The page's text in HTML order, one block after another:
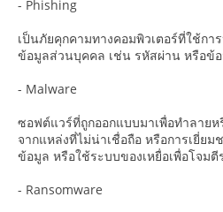
- Phishing
เป็นภัยคุกคามทางคอมพิวเตอร์ที่ใช้กา
ข้อมูลส่วนบุคคล เช่น รหัสผ่าน หรือข้
- Malware
ซอฟต์แวร์ที่ถูกออกแบบมาเพื่อทำลาย
จากแหล่งที่ไม่น่าเชื่อถือ หรือการเยี่ย
ข้อมูล หรือใช้ระบบของเหยื่อเพื่อโจม
- Ransomware